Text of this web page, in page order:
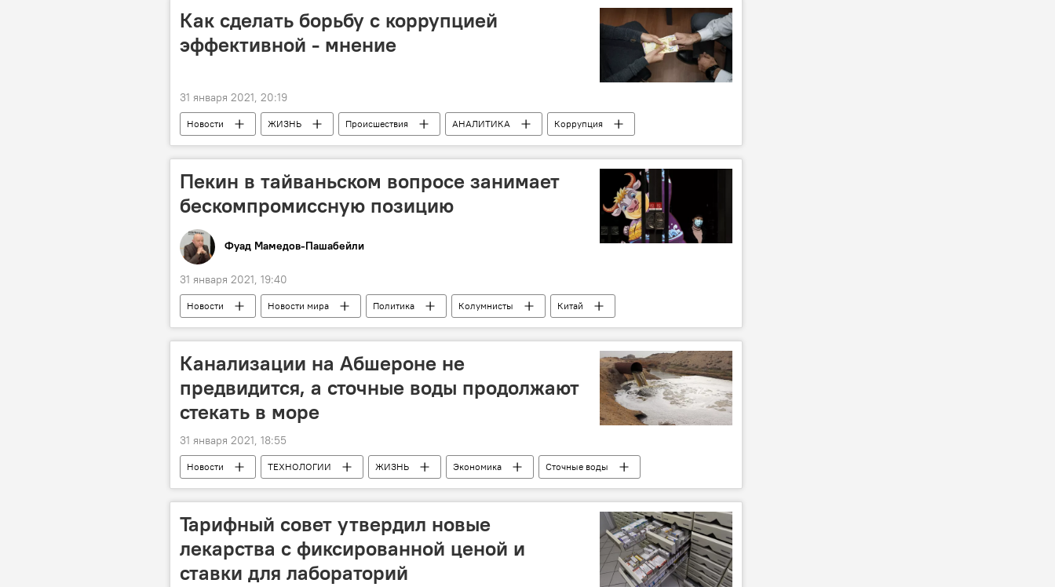
Как сделать борьбу с коррупцией
эффективной - мнение
31 января 2021, 20:19
Новости ЖИЗНЬ Происшествия АНАЛИТИКА
Коррупция
борьба
Пекин в тайваньском вопросе занимает
бескомпромиссную позицию
Фуад Мамедов-Пашабейли
31 января 2021, 19:40
Новости Новости мира Политика Колумнисты
Китай
Тайвань
Канализации на Абшероне не
предвидится, а сточные воды продолжают
стекать в море
31 января 2021, 18:55
Новости ТЕХНОЛОГИИ ЖИЗНЬ Экономика
Сточные воды
Абшерон
Канализация
Тарифный совет утвердил новые
лекарства с фиксированной ценой и
ставки для лабораторий